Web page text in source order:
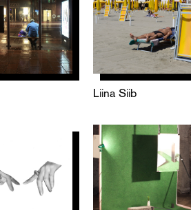
Liina Siib